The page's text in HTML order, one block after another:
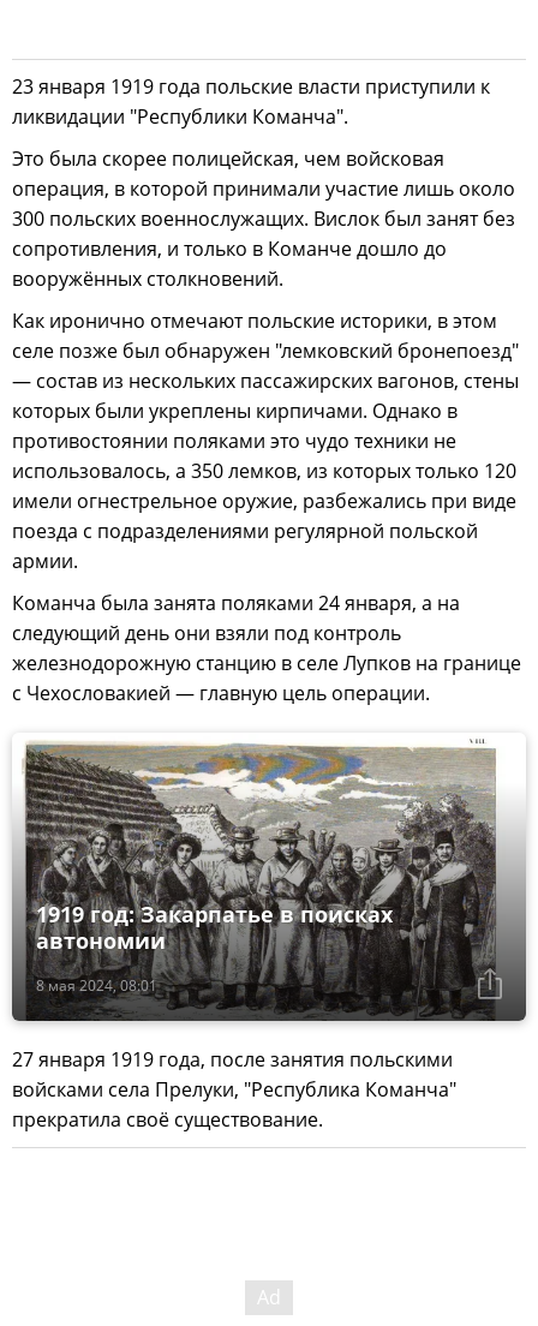
23 января 1919 года польские власти приступили к
ликвидации "Республики Команча".
Это была скорее полицейская, чем войсковая
операция, в которой принимали участие лишь около
300 польских военнослужащих. Вислок был занят без
сопротивления, и только в Команче дошло до
вооружённых столкновений.
Как иронично отмечают польские историки, в этом
селе позже был обнаружен "лемковский бронепоезд"
— состав из нескольких пассажирских вагонов, стены
которых были укреплены кирпичами. Однако в
противостоянии поляками это чудо техники не
использовалось, а 350 лемков, из которых только 120
имели огнестрельное оружие, разбежались при виде
поезда с подразделениями регулярной польской
армии.
Команча была занята поляками 24 января, а на
следующий день они взяли под контроль
железнодорожную станцию в селе Лупков на границе
с Чехословакией — главную цель операции.
8 мая 2024, 08:01
1919 год: Закарпатье в поисках
автономии
27 января 1919 года, после занятия польскими
войсками села Прелуки, "Республика Команча"
прекратила своё существование.